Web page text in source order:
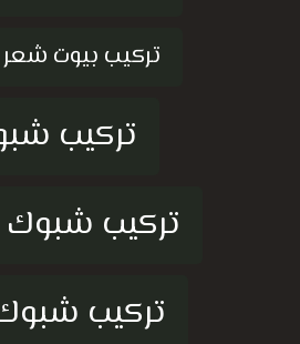
تركيب بيوت
تركيب
تركيب شبوك
تركيب